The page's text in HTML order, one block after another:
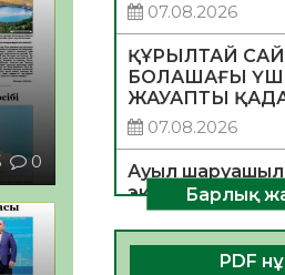
0
07.08.2026
ҚҰРЫЛТАЙ
БОЛАШАҒЫ
ЖАУАПТЫ
07.08.2026
Ауыл
экономикасының
тірегі
06.08.2026
Барлық
PDF